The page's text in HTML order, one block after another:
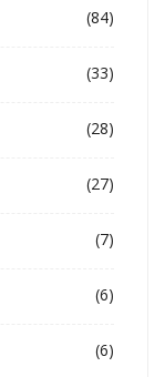
(84)
(33)
(28)
(27)
(7)
(6)
(6)